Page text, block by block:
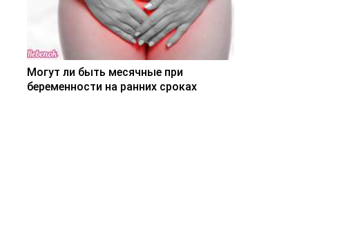
Могут ли быть месячные при
беременности на ранних сроках